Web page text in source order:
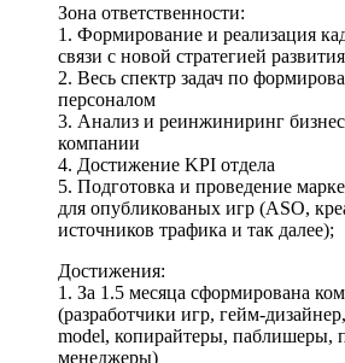
Зона ответственности:
1. Формирование и реализация
связи с новой стратегией
2. Весь спектр задач по
персоналом
3. Анализ и реинжиниринг
компании
4. Достижение KPI отдела
5. Подготовка и проведение
для опубликованых игр (ASO,
источников трафика и так далее);
Достижения:
1. За 1.5 месяца сформирована
(разработчики игр, гейм-
model, копирайтеры, паблишеры,
менеджеры)